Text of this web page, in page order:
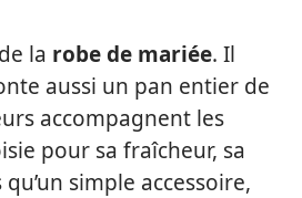
de la robe de mariée. Il
aussi un pan entier de
accompagnent les
pour sa fraîcheur, sa
simple accessoire,